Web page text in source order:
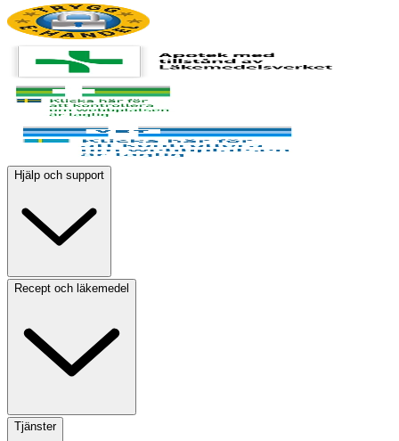
Hjälp och support
Recept och läkemedel
Tjänster